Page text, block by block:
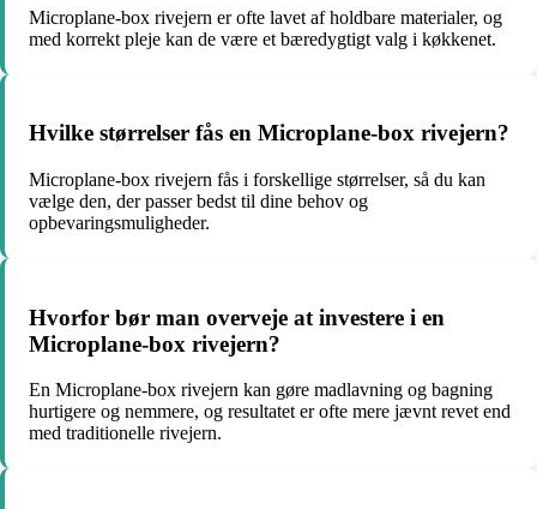
Microplane-box rivejern er ofte lavet af holdbare materialer, og
med korrekt pleje kan de være et bæredygtigt valg i køkkenet.
Hvilke størrelser fås en Microplane-box rivejern?
Microplane-box rivejern fås i forskellige størrelser, så du kan
vælge den, der passer bedst til dine behov og
opbevaringsmuligheder.
Hvorfor bør man overveje at investere i en
Microplane-box rivejern?
En Microplane-box rivejern kan gøre madlavning og bagning
hurtigere og nemmere, og resultatet er ofte mere jævnt revet end
med traditionelle rivejern.